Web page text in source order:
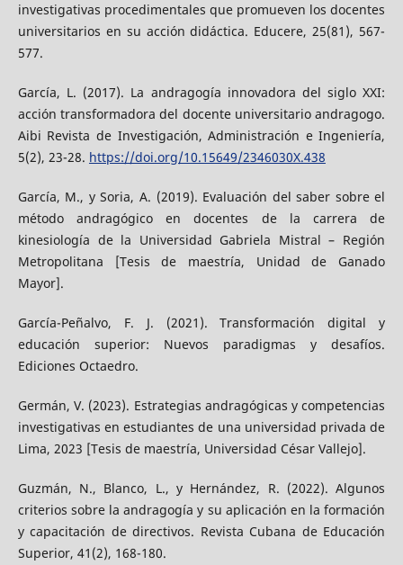
investigativas procedimentales que promueven los docentes
universitarios en su acción didáctica. Educere, 25(81), 567-
577.
García, L. (2017). La andragogía innovadora del siglo XXI:
acción transformadora del docente universitario andragogo.
Aibi Revista de Investigación, Administración e Ingeniería,
5(2), 23-28. https://doi.org/10.15649/2346030X.438
García, M., y Soria, A. (2019). Evaluación del saber sobre el
método andragógico en docentes de la carrera de
kinesiología de la Universidad Gabriela Mistral – Región
Metropolitana [Tesis de maestría, Unidad de Ganado
Mayor].
García-Peñalvo, F. J. (2021). Transformación digital y
educación superior: Nuevos paradigmas y desafíos.
Ediciones Octaedro.
Germán, V. (2023). Estrategias andragógicas y competencias
investigativas en estudiantes de una universidad privada de
Lima, 2023 [Tesis de maestría, Universidad César Vallejo].
Guzmán, N., Blanco, L., y Hernández, R. (2022). Algunos
criterios sobre la andragogía y su aplicación en la formación
y capacitación de directivos. Revista Cubana de Educación
Superior, 41(2), 168-180.